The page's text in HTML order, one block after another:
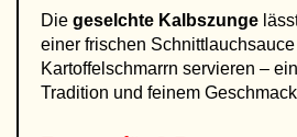
Die geselchte Kalbszunge
einer frischen
Kartoffelschmarrn servieren –
Tradition und feinem